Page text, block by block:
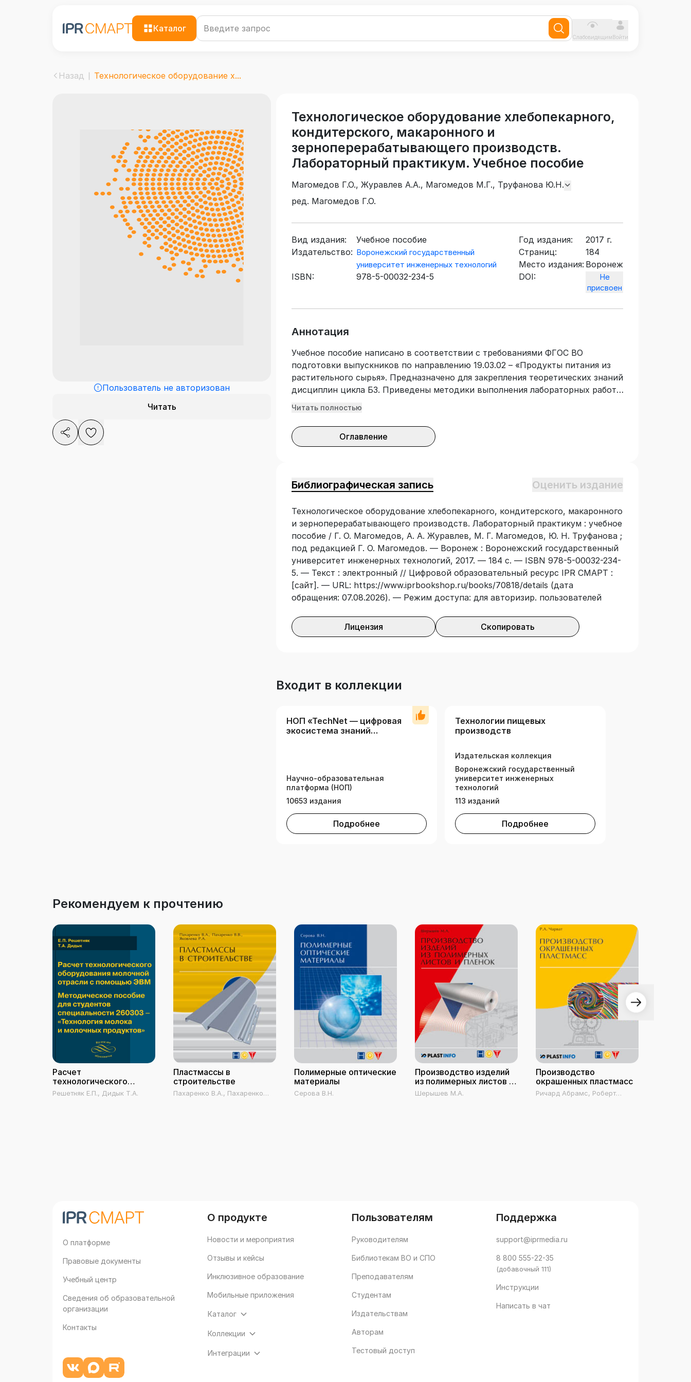
Каталог
СлабовидящимВойти
Назад Технологическое оборудование х...
Пользователь не авторизован
Читать
Технологическое оборудование хлебопекарного,
кондитерского, макаронного и
зерноперерабатывающего производств.
Лабораторный практикум. Учебное пособие
Магомедов Г.О., Журавлев А.А., Магомедов М.Г., Труфанова Ю.Н.
ред. Магомедов Г.О.
Вид издания:
Учебное пособие
Издательство: Воронежский государственный
университет инженерных технологий
ISBN: 978-5-00032-234-5
Год издания:
2017 г.
Страниц:
184
Место издания: Воронеж
DOI:
Не
присвоен
Аннотация
Учебное пособие написано в соответствии с требованиями ФГОС ВО
подготовки выпускников по направлению 19.03.02 – «Продукты питания из
растительного сырья». Предназначено для закрепления теоретических знаний
дисциплин цикла Б3. Приведены методики выполнения лабораторных работ,
варианты заданий, порядок оформления отчета, вопросы и задания для
Читать полностью
Оглавление
Библиографическая запись Оценить издание
Технологическое оборудование хлебопекарного, кондитерского, макаронного
и зерноперерабатывающего производств. Лабораторный практикум : учебное
пособие / Г. О. Магомедов, А. А. Журавлев, М. Г. Магомедов, Ю. Н. Труфанова ;
под редакцией Г. О. Магомедов. — Воронеж : Воронежский государственный
университет инженерных технологий, 2017. — 184 с. — ISBN 978-5-00032-234-
5. — Текст : электронный // Цифровой образовательный ресурс IPR СМАРТ :
[сайт]. — URL: https://www.iprbookshop.ru/books/70818/details (дата
обращения: 07.08.2026). — Режим доступа: для авторизир. пользователей
Лицензия Скопировать
Входит в коллекции
НОП «TechNet — цифровая
экосистема знаний
Научно-образовательная
платформа (НОП)
10653 издания
Подробнее
Технологии пищевых
производств
Издательская коллекция
Воронежский государственный
университет инженерных
технологий
113 изданий
Подробнее
Рекомендуем к прочтению
Расчет
технологического
оборудования молочной
отрасли с помощью
Решетняк Е.П., Дидык Т.А.
Пластмассы в
строительстве
Пахаренко В.А., Пахаренко
Полимерные оптические
материалы
Серова В.Н.
Производство изделий
из полимерных листов и
пленок
Шерышев М.А.
Производство
окрашенных пластмасс
Ричард Абрамс, Роберт
О платформе
Правовые документы
Учебный центр
Сведения об образовательной
организации
Контакты
О продукте
Новости и мероприятия
Отзывы и кейсы
Инклюзивное образование
Мобильные приложения
Каталог
Коллекции
Интеграции
Пользователям
Руководителям
Библиотекам ВО и СПО
Преподавателям
Студентам
Издательствам
Авторам
Тестовый доступ
Поддержка
support@iprmedia.ru
8 800 555-22-35
(добавочный 111)
Инструкции
Написать в чат